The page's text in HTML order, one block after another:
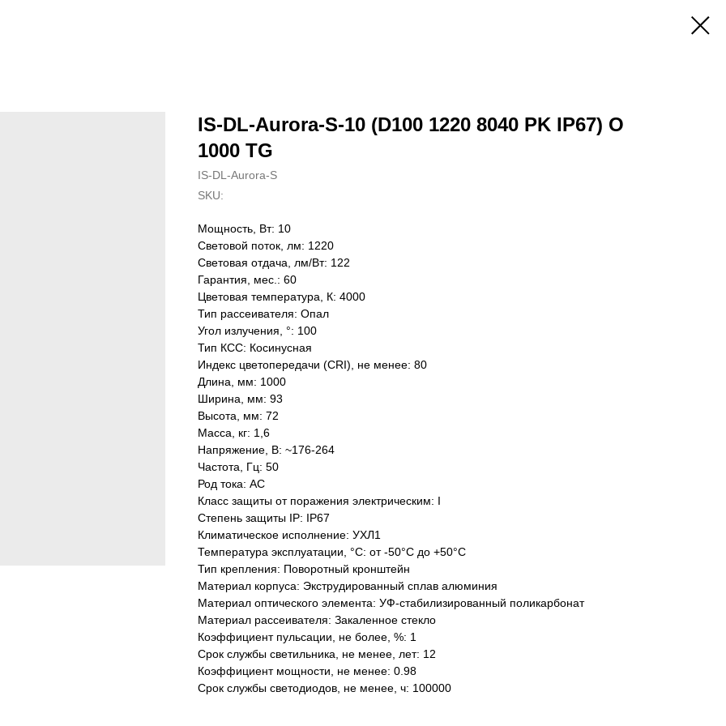
IS-DL-Aurora-S-10 (D100 1220 8040 PK IP67) O
1000 TG
IS-DL-Aurora-S
SKU:
Мощность, Вт: 10
Световой поток, лм: 1220
Световая отдача, лм/Вт: 122
Гарантия, мес.: 60
Цветовая температура, К: 4000
Тип рассеивателя: Опал
Угол излучения, °: 100
Тип КСС: Косинусная
Индекс цветопередачи (CRI), не менее: 80
Длина, мм: 1000
Ширина, мм: 93
Высота, мм: 72
Масса, кг: 1,6
Напряжение, В: ~176-264
Частота, Гц: 50
Род тока: AC
Класс защиты от поражения электрическим: I
Степень защиты IP: IP67
Климатическое исполнение: УХЛ1
Температура эксплуатации, °С: от -50°C до +50°C
Тип крепления: Поворотный кронштейн
Материал корпуса: Экструдированный сплав алюминия
Материал оптического элемента: УФ-стабилизированный поликарбонат
Материал рассеивателя: Закаленное стекло
Коэффициент пульсации, не более, %: 1
Срок службы светильника, не менее, лет: 12
Коэффициент мощности, не менее: 0.98
Срок службы светодиодов, не менее, ч: 100000